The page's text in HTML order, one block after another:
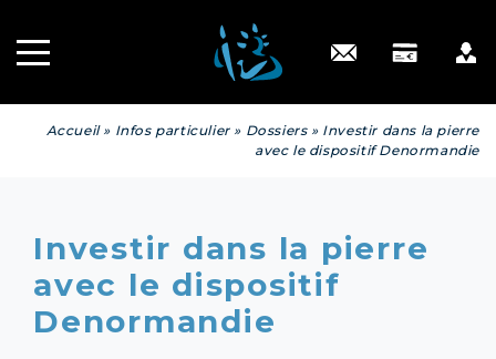
Engagé RSE
Contact
Accueil» Infos particulier» Dossiers» Investir dans la pierre
avec le dispositif Denormandie
Investir dans la pierre
avec le dispositif
Denormandie